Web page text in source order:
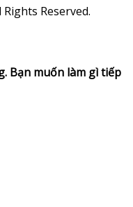
Reserved.
Bạn muốn làm gì tiếp